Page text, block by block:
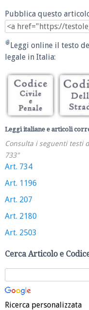
Pubblica questo
Leggi online il testo
legale in Italia:
Leggi italiane e articoli
Consulta i seguenti testi
733"
Art. 734
Art. 1196
Art. 207
Art. 2180
Art. 2503
Cerca Articolo e
Ricerca personalizzata